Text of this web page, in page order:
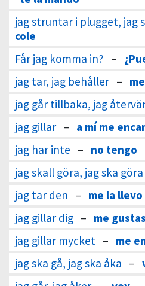
jag struntar i plugget, jag
cole
Får jag komma in? –
jag tar, jag behåller –
jag går tillbaka, jag
jag gillar – a mí me
jag har inte – no tengo
jag skall göra, jag ska göra
jag tar den – me la llevo
jag gillar dig – me gustas
jag gillar mycket – me
jag ska gå, jag ska åka –